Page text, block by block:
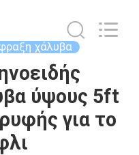
χάλυβα
ύψους 5ft
για το